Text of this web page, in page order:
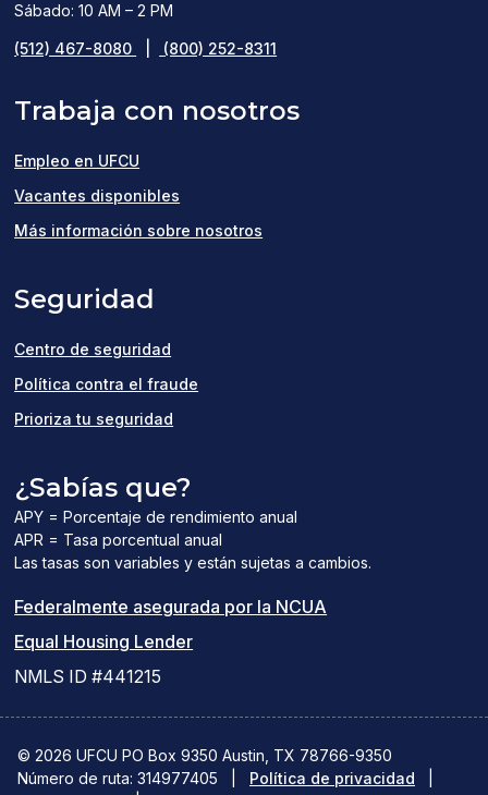
Sábado: 10 AM – 2 PM
(512) 467-8080 (800) 252-8311
Trabaja con nosotros
Empleo en UFCU
Vacantes disponibles
in
Más información sobre nosotros
Seguridad
Centro de seguridad
Política contra el fraude
Prioriza tu seguridad
¿Sabías que?
APY = Porcentaje de rendimiento anual
APR = Tasa porcentual anual
Las tasas son variables y están sujetas a cambios.
Federalmente asegurada por la NCUA
abre
una
Equal Housing Lender(el
una
nueva
NMLS ID #441215
© 2026 UFCU PO Box 9350 Austin, TX 78766-9350
Número de ruta: 314977405
Política de privacidad